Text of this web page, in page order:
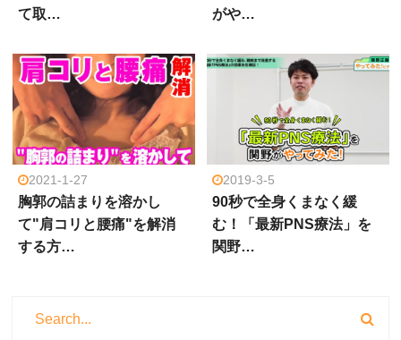
て取…
がや…
2021-1-27
胸郭の詰まりを溶かし
て"肩コリと腰痛"を解消
する方…
2019-3-5
90秒で全身くまなく緩
む！「最新PNS療法」を
関野…